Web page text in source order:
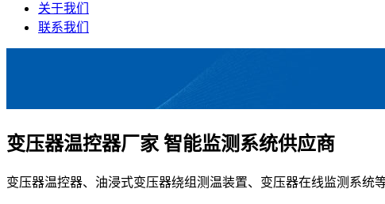
关于我们
联系我们
变压器温控器厂家 智能监测系统供应商
变压器温控器、油浸式变压器绕组测温装置、变压器在线监测系